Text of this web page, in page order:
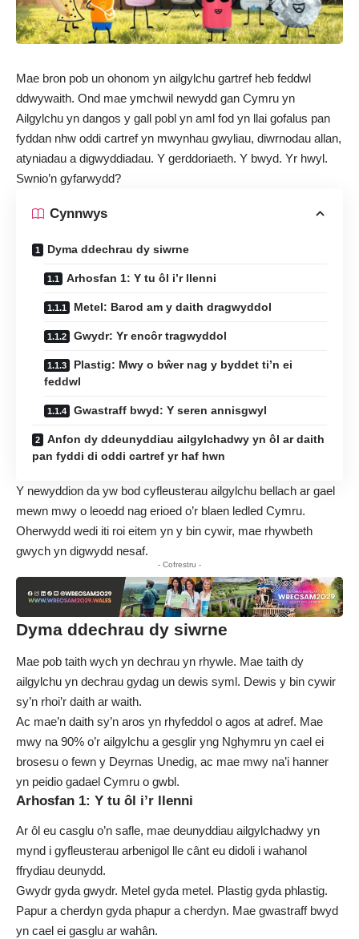
Mae bron pob un ohonom yn ailgylchu gartref heb feddwl
ddwywaith. Ond mae ymchwil newydd gan Cymru yn
Ailgylchu yn dangos y gall pobl yn aml fod yn llai gofalus pan
fyddan nhw oddi cartref yn mwynhau gwyliau, diwrnodau allan,
atyniadau a digwyddiadau. Y gerddoriaeth. Y bwyd. Yr hwyl.
Swnio’n gyfarwydd?
Cynnwys
Dyma ddechrau dy siwrne
Arhosfan 1: Y tu ôl i’r llenni
Metel: Barod am y daith dragwyddol
Gwydr: Yr encôr tragwyddol
Plastig: Mwy o bŵer nag y byddet ti’n ei
feddwl
Gwastraff bwyd: Y seren annisgwyl
Anfon dy ddeunyddiau ailgylchadwy yn ôl ar daith
pan fyddi di oddi cartref yr haf hwn
Y newyddion da yw bod cyfleusterau ailgylchu bellach ar gael
mewn mwy o leoedd nag erioed o’r blaen ledled Cymru.
Oherwydd wedi iti roi eitem yn y bin cywir, mae rhywbeth
gwych yn digwydd nesaf.
- Cofrestru -
Dyma ddechrau dy siwrne
Mae pob taith wych yn dechrau yn rhywle. Mae taith dy
ailgylchu yn dechrau gydag un dewis syml. Dewis y bin cywir
sy’n rhoi’r daith ar waith.
Ac mae’n daith sy’n aros yn rhyfeddol o agos at adref. Mae
mwy na 90% o’r ailgylchu a gesglir yng Nghymru yn cael ei
brosesu o fewn y Deyrnas Unedig, ac mae mwy na’i hanner
yn peidio gadael Cymru o gwbl.
Arhosfan 1: Y tu ôl i’r llenni
Ar ôl eu casglu o’n safle, mae deunyddiau ailgylchadwy yn
mynd i gyfleusterau arbenigol lle cânt eu didoli i wahanol
ffrydiau deunydd.
Gwydr gyda gwydr. Metel gyda metel. Plastig gyda phlastig.
Papur a cherdyn gyda phapur a cherdyn. Mae gwastraff bwyd
yn cael ei gasglu ar wahân.